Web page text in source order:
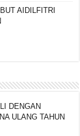
AIDILFITRI
DENGAN
ULANG TAHUN